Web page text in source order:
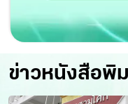
ข่าวหนังสือพิ